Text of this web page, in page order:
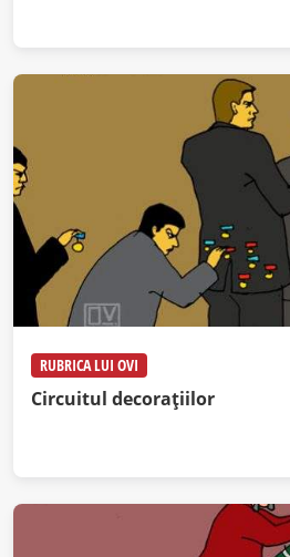
RUBRICA LUI OVI
Circuitul decorațiilor